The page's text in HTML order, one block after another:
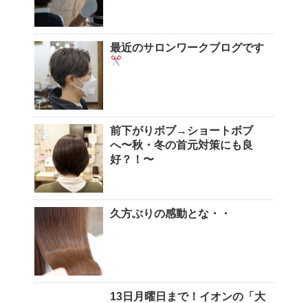
最近のサロンワークブログです
前下がりボブ→ショートボブ
へ〜秋・冬の首元対策にも良
好？！〜
久方ぶりの感動とな・・
13日月曜日まで！イオンの「大